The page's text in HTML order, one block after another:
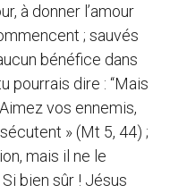
à donner l’amour
; sauvés
bénéfice dans
pourrais dire : “Mais
vos ennemis,
» (Mt 5, 44) ;
mais il ne le
bien sûr ! Jésus